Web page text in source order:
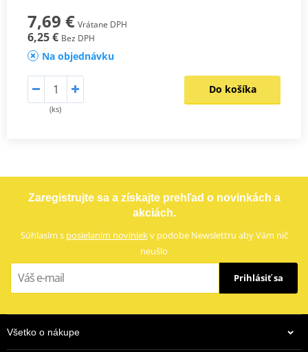
7,69 € Vrátane DPH
6,25 € Bez DPH
Na objednávku
(ks)
Do košíka
Zaregistrujte sa a získajte prehľad o novinkách a
akciách.
Súhlasím s posielaním noviniekv podobe Newslettru aby Vám nič
neušlo
Prihlásiť sa
Všetko o nákupe